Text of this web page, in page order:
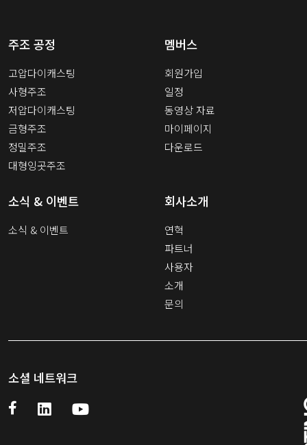
주조 공정
고압다이캐스팅
사형주조
저압다이캐스팅
금형주조
정밀주조
대형잉곳주조
멤버스
회원가입
일정
동영상 자료
마이페이지
다운로드
소식 & 이벤트
소식 & 이벤트
회사소개
연혁
파트너
사용자
소개
문의
소셜 네트워크